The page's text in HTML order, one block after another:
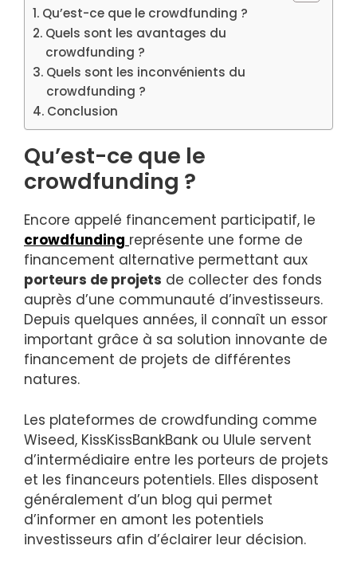
Qu’est-ce que le crowdfunding ?
Quels sont les avantages du
crowdfunding ?
Quels sont les inconvénients du
crowdfunding ?
Conclusion
Qu’est-ce que le
crowdfunding ?
Encore appelé financement participatif, le
crowdfunding représente une forme de
financement alternative permettant aux
porteurs de projets de collecter des fonds
auprès d’une communauté d’investisseurs.
Depuis quelques années, il connaît un essor
important grâce à sa solution innovante de
financement de projets de différentes
natures.
Les plateformes de crowdfunding comme
Wiseed, KissKissBankBank ou Ulule servent
d’intermédiaire entre les porteurs de projets
et les financeurs potentiels. Elles disposent
généralement d’un blog qui permet
d’informer en amont les potentiels
investisseurs afin d’éclairer leur décision.